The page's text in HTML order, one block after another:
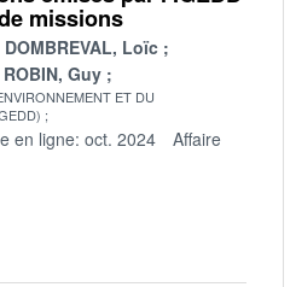
missions
DOMBREVAL, Loïc
ROBIN, Guy
ET DU
en ligne: oct. 2024
Affaire